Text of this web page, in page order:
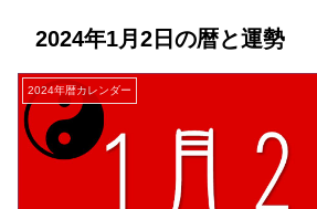
2024年1月2日の暦と運勢
2024年暦カレンダー